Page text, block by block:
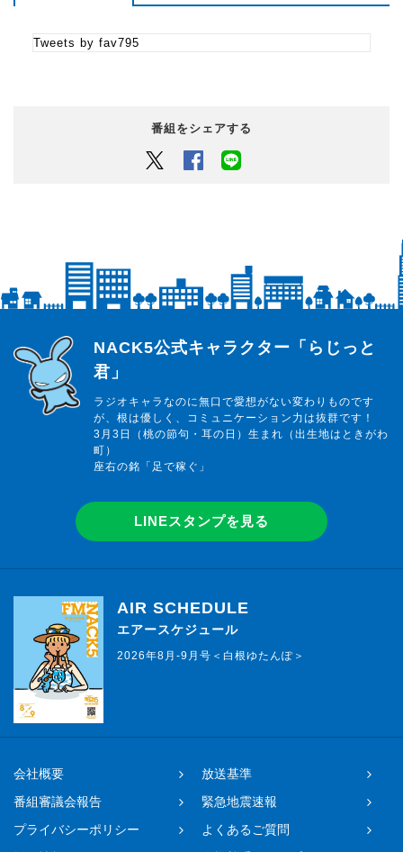
Tweets by fav795
番組をシェアする
Twitter Facebook
らじっと君
NACK5公式キャラクター「らじっと
君」
ラジオキャラなのに無口で愛想がない変わりものです
が、根は優しく、コミュニケーション力は抜群です！
3月3日（桃の節句・耳の日）生まれ（出生地はときがわ
町）
座右の銘「足で稼ぐ」
LINEスタンプを見る
AIR SCHEDULE
エアースケジュール
2026年8月-9月号＜白根ゆたんぽ＞
会社概要
放送基準
番組審議会報告
緊急地震速報
プライバシーポリシー
よくあるご質問